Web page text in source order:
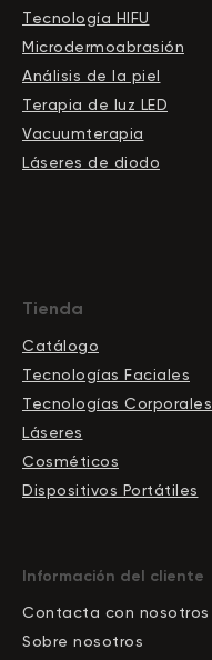
Tecnología HIFU
Microdermoabrasión
Análisis de la piel
Terapia de luz LED
Vacuumterapia
Láseres de diodo
Tienda
Catálogo
Tecnologías Faciales
Tecnologías Corporales
Láseres
Cosméticos
Dispositivos Portátiles
Información del cliente
Contacta con nosotros
Sobre nosotros